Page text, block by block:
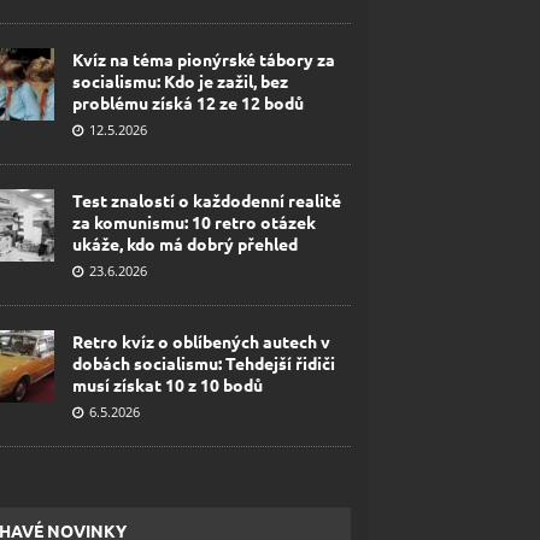
Kvíz na téma pionýrské tábory za
socialismu: Kdo je zažil, bez
problému získá 12 ze 12 bodů
12.5.2026
Test znalostí o každodenní realitě
za komunismu: 10 retro otázek
ukáže, kdo má dobrý přehled
23.6.2026
Retro kvíz o oblíbených autech v
dobách socialismu: Tehdejší řidiči
musí získat 10 z 10 bodů
6.5.2026
NOVINKY